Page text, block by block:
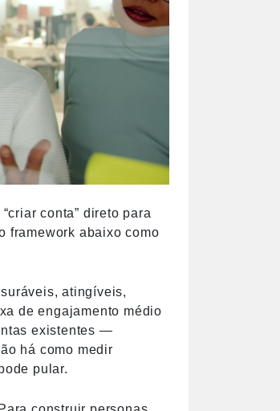
conta” direto para
framework abaixo como
atingíveis,
de engajamento médio
existentes —
há como medir
pular.